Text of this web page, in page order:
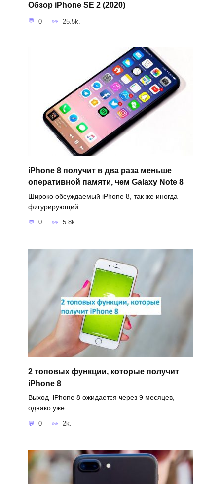
Обзор iPhone SE 2 (2020)
0 25.5k.
iPhone 8 получит в два раза меньше
оперативной памяти, чем Galaxy Note 8
Широко обсуждаемый iPhone 8, так же иногда
фигурирующий
0 5.8k.
2 топовых функции, которые получит
iPhone 8
Выход iPhone 8 ожидается через 9 месяцев,
однако уже
0 2k.